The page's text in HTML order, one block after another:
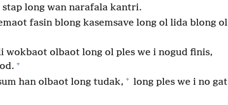
long wan narafala kantri.
fasin blong kasemsave long ol lida blong ol
wokbaot olbaot long ol ples we i nogud finis,
+
han olbaot long tudak, + long ples we i no gat